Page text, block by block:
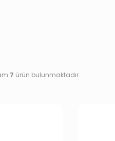
7 ürün bulunmaktadır.